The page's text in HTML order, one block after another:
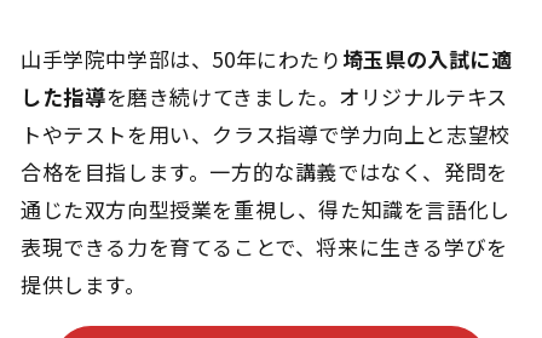
山手学院中学部は、50年にわたり 埼玉県の入試に適
した指導を磨き続けてきました。オリジナルテキス
トやテストを用い、クラス指導で学力向上と志望校
合格を目指します。一方的な講義ではなく、発問を
通じた双方向型授業を重視し、得た知識を言語化し
表現できる力を育てることで、将来に生きる学びを
提供します。